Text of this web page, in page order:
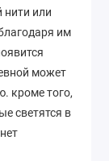
нити или
им
может
кроме того,
светятся в